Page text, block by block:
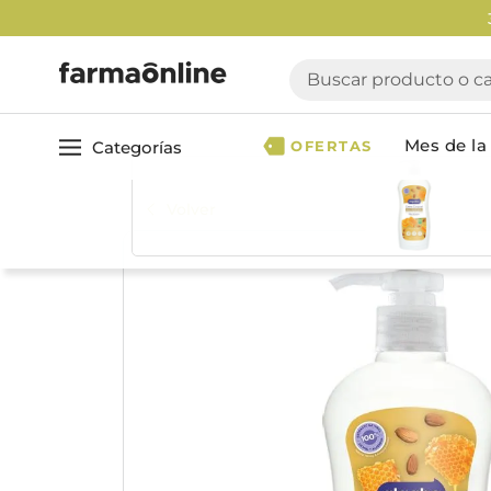
Buscar producto o
Categorías
Dermocosmética
Ver todoCuidado
Cuidado del
Acondicionador
Shampoo
Tinturas & coloración
Tratamientos
OFERTAS Mes de